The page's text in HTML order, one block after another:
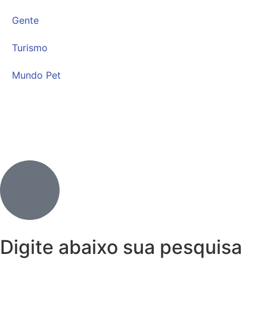
Gente
Turismo
Mundo Pet
Digite abaixo sua pesquisa